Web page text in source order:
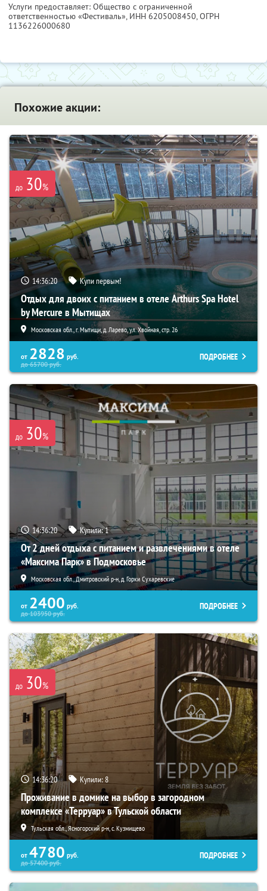
Услуги предоставляет: Общество с ограниченной
ответственностью «Фестиваль», ИНН 6205008450, ОГРН
1136226000680
Похожие акции:
до 30%
14:36:19 Купи первым!
Отдых для двоих с питанием в отеле Arthurs Spa Hotel
by Mercure в Мытищах
Московская обл., г. Мытищи, д. Ларево, ул. Хвойная, стр. 26
от 2828 руб.
до65700руб.
ПОДРОБНЕЕ
до 30%
14:36:19 Купили:1
От 2 дней отдыха с питанием и развлечениями в отеле
«Максима Парк» в Подмосковье
Московская обл., Дмитровский р-н, д. Горки Сухаревские
от 2400 руб.
до103950руб.
ПОДРОБНЕЕ
до 30%
14:36:19 Купили:8
Проживание в домике на выбор в загородном
комплексе «Терруар» в Тульской области
Тульская обл., Ясногорский р-н, с. Кузмищево
от 4780 руб.
до57400руб.
ПОДРОБНЕЕ